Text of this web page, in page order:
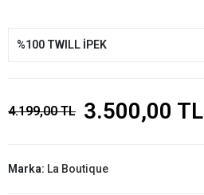
%100 TWILL İPEK
4.199,00 TL 3.500,00 TL
Marka: La Boutique